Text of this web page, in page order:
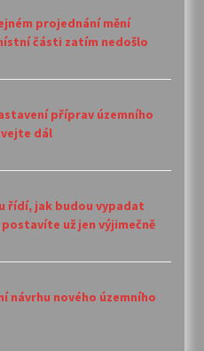
projednání mění
části zatím nedošlo
příprav územního
dál
řídí, jak budou vypadat
už jen výjimečně
návrhu nového územního